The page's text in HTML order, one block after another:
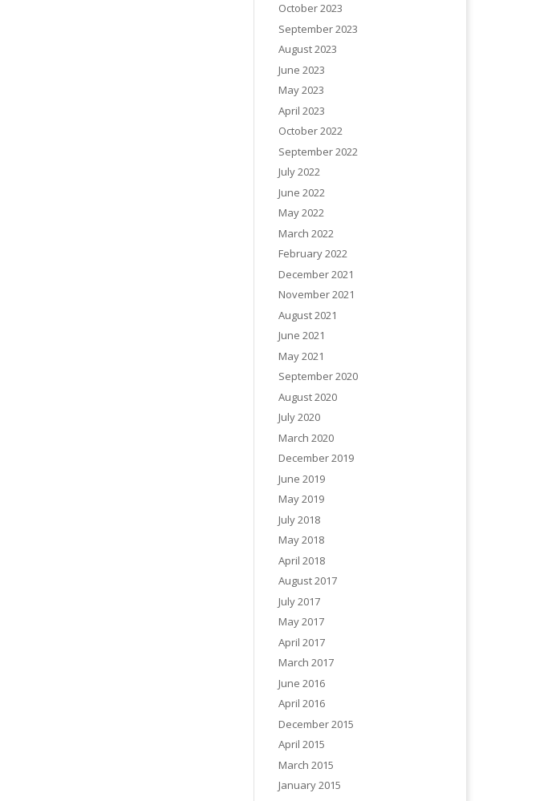
October 2023
September 2023
August 2023
June 2023
May 2023
April 2023
October 2022
September 2022
July 2022
June 2022
May 2022
March 2022
February 2022
December 2021
November 2021
August 2021
June 2021
May 2021
September 2020
August 2020
July 2020
March 2020
December 2019
June 2019
May 2019
July 2018
May 2018
April 2018
August 2017
July 2017
May 2017
April 2017
March 2017
June 2016
April 2016
December 2015
April 2015
March 2015
January 2015